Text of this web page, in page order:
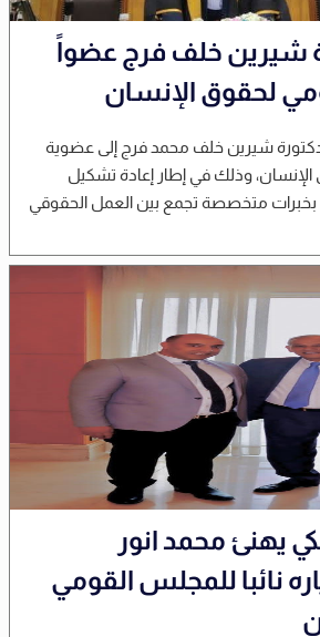
شيرين خلف فرج عضواً
لحقوق الإنسان
شيرين خلف محمد فرج إلى عضوية
وذلك في إطار إعادة تشكيل
متخصصة تجمع بين العمل الحقوقي
يهنئ محمد انور
نائبا للمجلس القومي